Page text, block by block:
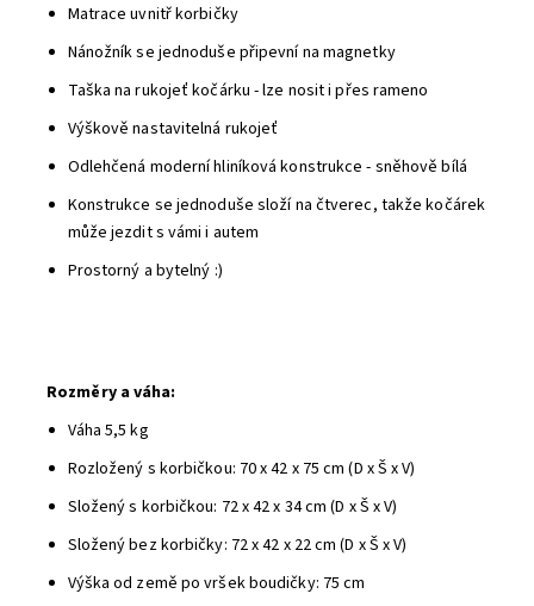
Matrace uvnitř korbičky
Nánožník se jednoduše připevní na magnetky
Taška na rukojeť kočárku - lze nosit i přes rameno
Výškově nastavitelná rukojeť
Odlehčená moderní hliníková konstrukce - sněhově bílá
Konstrukce se jednoduše složí na čtverec, takže kočárek
může jezdit s vámi i autem
Prostorný a bytelný :)
Rozměry a váha:
Váha 5,5 kg
Rozložený s korbičkou: 70 x 42 x 75 cm (D x Š x V)
Složený s korbičkou: 72 x 42 x 34 cm (D x Š x V)
Složený bez korbičky: 72 x 42 x 22 cm (D x Š x V)
Výška od země po vršek boudičky: 75 cm